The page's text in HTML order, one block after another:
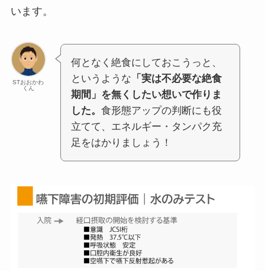
います。
STおおかわ
くん
何となく絶食にしておこうっと、
というような 「実は不必要な絶食
期間」を無くしたい想いで作りま
した。 食形態アップの判断にも役
立てて、エネルギー・タンパク充
足をはかりましょう！